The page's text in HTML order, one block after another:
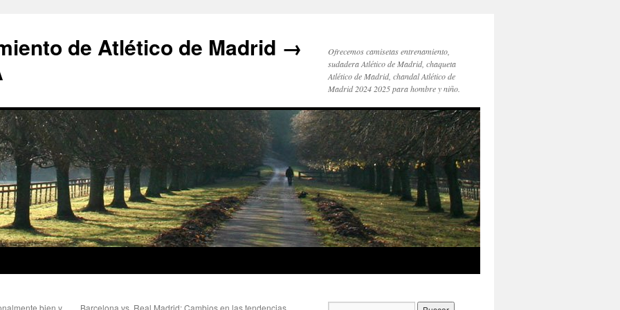
de Atlético de Madrid →
Ofrecemos camisetas entrenamiento,
sudadera Atlético de Madrid, chaqueta
Atlético de Madrid, chandal Atlético de
Madrid 2024 2025 para hombre y niño.
bien y
Barcelona vs. Real Madrid: Cambios en las tendencias